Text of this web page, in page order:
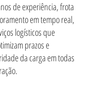
de experiência, frota
em tempo real,
logísticos que
prazos e
da carga em todas